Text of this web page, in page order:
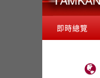
即時總覽